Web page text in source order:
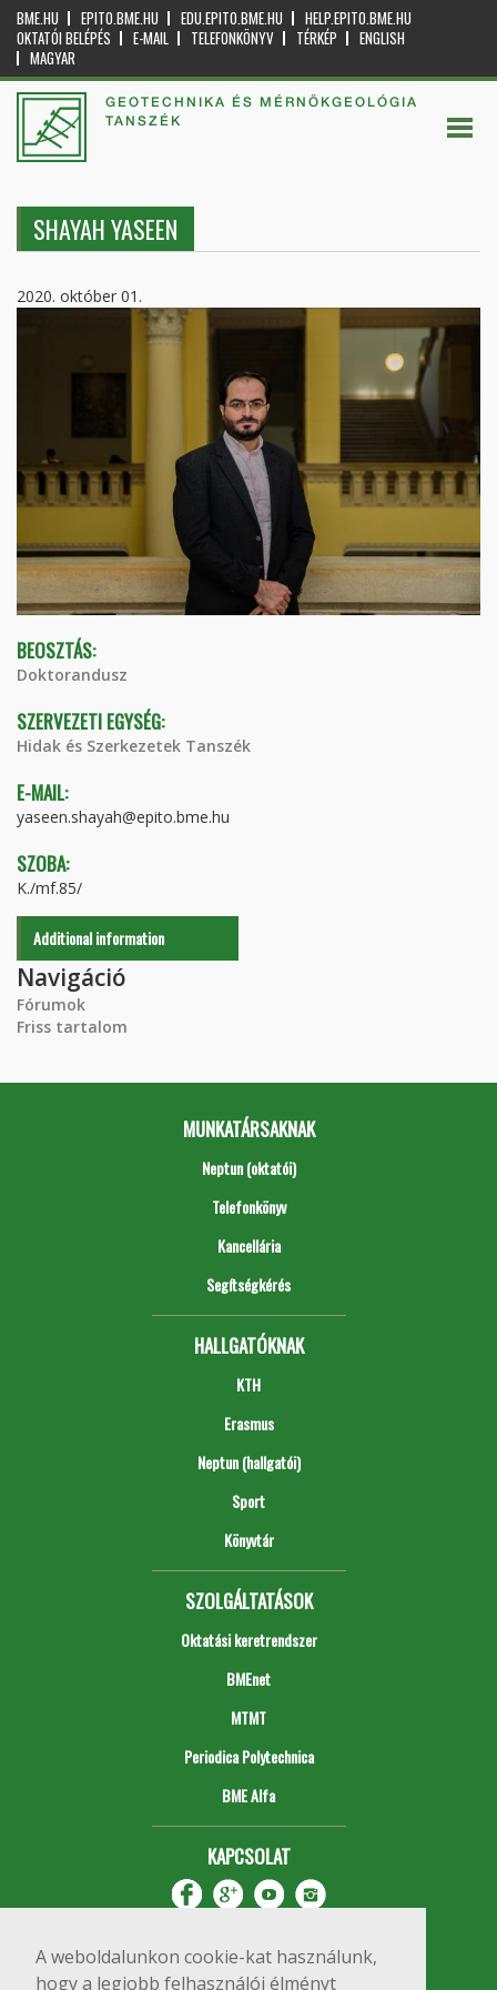
A weboldalunkon cookie-kat használunk,
hogy a legjobb felhasználói élményt
BME.HU EPITO.BME.HU EDU.EPITO.BME.HU
HELP.EPITO.BME.HU
OKTATÓI BELÉPÉS
E-MAIL TELEFONKÖNYV TÉRKÉP
ENGLISH
MAGYAR
GEOTECHNIKA ÉS MÉRNÖKGEOLÓGIA
TANSZÉK
SHAYAH YASEEN
2020. október 01.
BEOSZTÁS:
Doktorandusz
SZERVEZETI EGYSÉG:
Hidak és Szerkezetek Tanszék
E-MAIL:
yaseen.shayah@epito.bme.hu
SZOBA:
K./mf.85/
Additional information
Navigáció
Fórumok
Friss tartalom
MUNKATÁRSAKNAK
Neptun (oktatói)
Telefonkönyv
Kancellária
Segítségkérés
HALLGATÓKNAK
KTH
Erasmus
Neptun (hallgatói)
Sport
Könyvtár
SZOLGÁLTATÁSOK
Oktatási keretrendszer
BMEnet
MTMT
Periodica Polytechnica
BME Alfa
KAPCSOLAT